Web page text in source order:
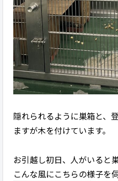
隠れられるように巣箱と、
ますが木を付けています。
お引越し初日、人がいると
こんな風にこちらの様子を